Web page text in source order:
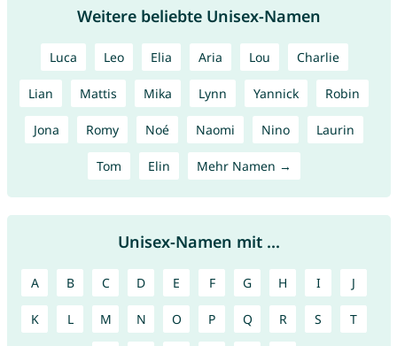
Weitere beliebte Unisex-Namen
Luca Leo Elia Aria Lou Charlie
Lian Mattis Mika Lynn Yannick Robin
Jona Romy Noé Naomi Nino Laurin
Tom Elin Mehr Namen →
Unisex-Namen mit ...
A B C D E F G H I J
K L M N O P Q R S T